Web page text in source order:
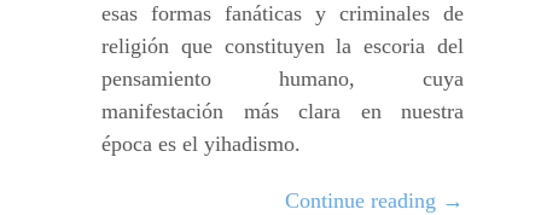
esas formas fanáticas y criminales de
religión que constituyen la escoria del
pensamiento humano, cuya
manifestación más clara en nuestra
época es el yihadismo.
Continue reading →